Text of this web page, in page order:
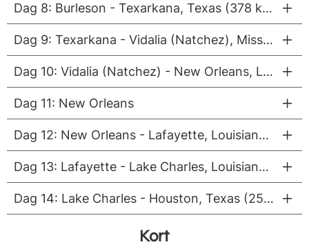
Dag 8: Burleson - Texarkana, Texas (378 km)
Dag 9: Texarkana - Vidalia (Natchez), Mississippi (426 km)
Dag 10: Vidalia (Natchez) - New Orleans, Louisiana (266 km)
Dag 11: New Orleans
Dag 12: New Orleans - Lafayette, Louisiana (217 km)
Dag 13: Lafayette - Lake Charles, Louisiana (200 km)
Dag 14: Lake Charles - Houston, Texas (255 km)
Kort